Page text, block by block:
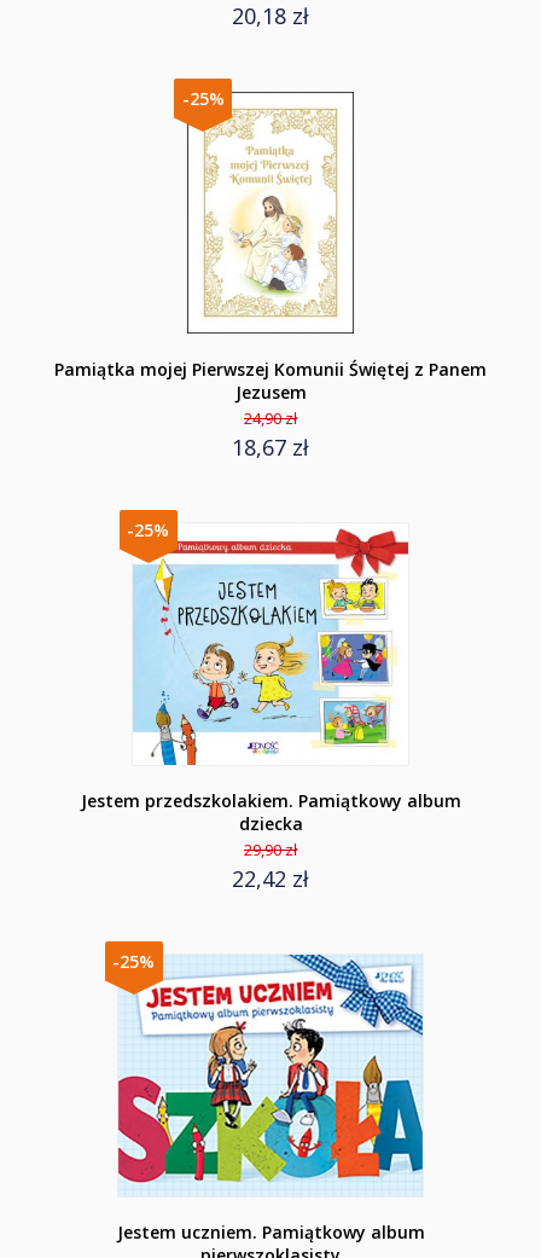
20,18 zł
-25%
Pamiątka mojej Pierwszej Komunii Świętej z Panem
Jezusem
24,90 zł
18,67 zł
-25%
Jestem przedszkolakiem. Pamiątkowy album
dziecka
29,90 zł
22,42 zł
-25%
Jestem uczniem. Pamiątkowy album